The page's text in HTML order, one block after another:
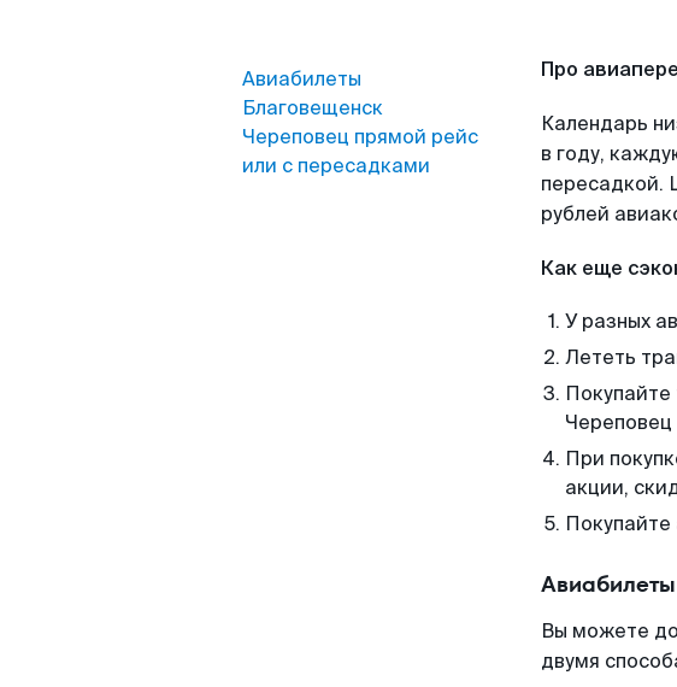
Авиабилеты
Благовещенск
Череповец прямой рейс
или с пересадками
Про
Календарь
в году,
пересадкой.
рублей
Как еще
У разных
Лететь
Череповец
При
акции,
Покупайте
Вы можете
двумя